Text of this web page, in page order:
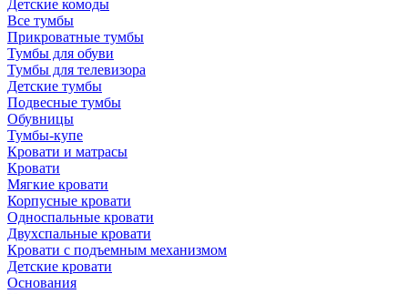
Детские комоды
Все тумбы
Прикроватные тумбы
Тумбы для обуви
Тумбы для телевизора
Детские тумбы
Подвесные тумбы
Обувницы
Тумбы-купе
Кровати и матрасы
Кровати
Мягкие кровати
Корпусные кровати
Односпальные кровати
Двухспальные кровати
Кровати с подъемным механизмом
Детские кровати
Основания